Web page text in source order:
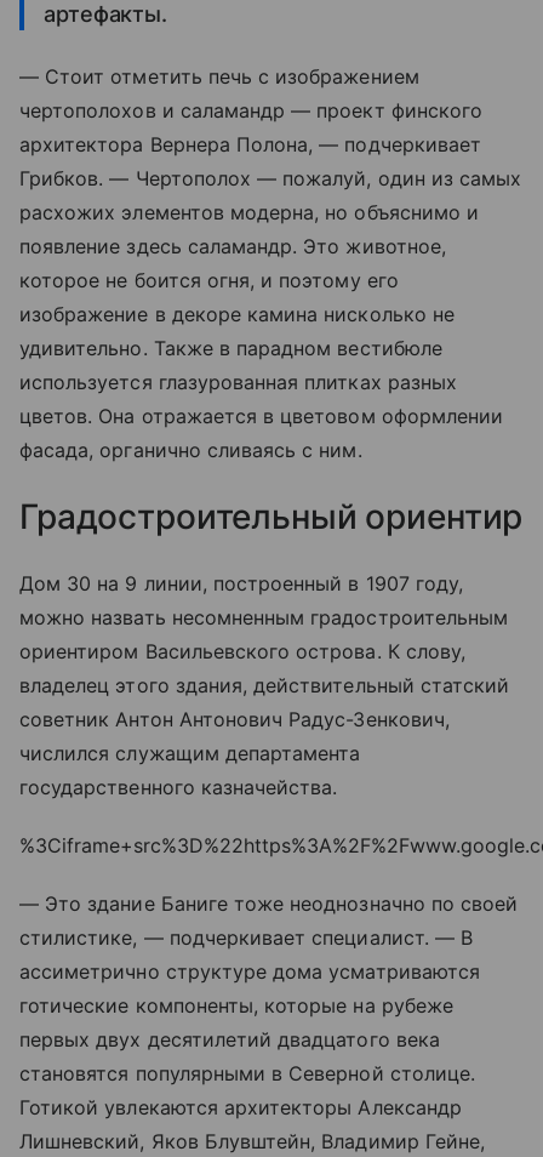
артефакты.
— Стоит отметить печь с изображением
чертополохов и саламандр — проект финского
архитектора Вернера Полона, — подчеркивает
Грибков. — Чертополох — пожалуй, один из самых
расхожих элементов модерна, но объяснимо и
появление здесь саламандр. Это животное,
которое не боится огня, и поэтому его
изображение в декоре камина нисколько не
удивительно. Также в парадном вестибюле
используется глазурованная плитках разных
цветов. Она отражается в цветовом оформлении
фасада, органично сливаясь с ним.
Градостроительный ориентир
Дом 30 на 9 линии, построенный в 1907 году,
можно назвать несомненным градостроительным
ориентиром Васильевского острова. К слову,
владелец этого здания, действительный статский
советник Антон Антонович Радус-Зенкович,
числился служащим департамента
государственного казначейства.
— Это здание Баниге тоже неоднозначно по своей
стилистике, — подчеркивает специалист. — В
ассиметрично структуре дома усматриваются
готические компоненты, которые на рубеже
первых двух десятилетий двадцатого века
становятся популярными в Северной столице.
Готикой увлекаются архитекторы Александр
Лишневский, Яков Блувштейн, Владимир Гейне,